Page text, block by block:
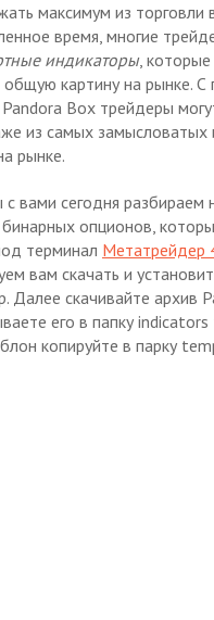
максимум из торговли
время, многие
индикаторы,
общую картину на рынке.
Pandora Box трейдеры
из самых замысловатых
рынке.
с вами сегодня разбираем
бинарных опционов,
терминал Метатрейдер
вам скачать и
Далее скачивайте архив
его в папку
копируйте в парку